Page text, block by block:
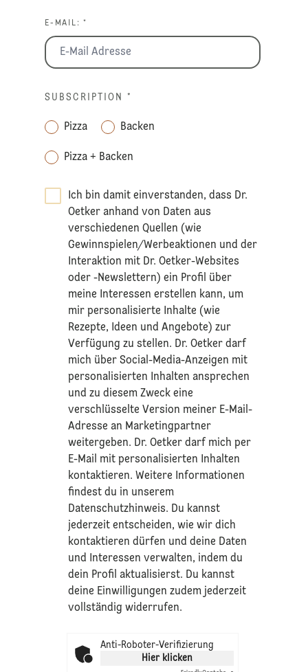
E-MAIL: *
SUBSCRIPTION *
Pizza Backen
Pizza + Backen
Ich bin damit einverstanden, dass Dr.
Oetker anhand von Daten aus
verschiedenen Quellen (wie
Gewinnspielen/Werbeaktionen und der
Interaktion mit Dr. Oetker-Websites
oder -Newslettern) ein Profil über
meine Interessen erstellen kann, um
mir personalisierte Inhalte (wie
Rezepte, Ideen und Angebote) zur
Verfügung zu stellen. Dr. Oetker darf
mich über Social-Media-Anzeigen mit
personalisierten Inhalten ansprechen
und zu diesem Zweck eine
verschlüsselte Version meiner E-Mail-
Adresse an Marketingpartner
weitergeben. Dr. Oetker darf mich per
E-Mail mit personalisierten Inhalten
kontaktieren. Weitere Informationen
findest du in unserem
Datenschutzhinweis. Du kannst
jederzeit entscheiden, wie wir dich
kontaktieren dürfen und deine Daten
und Interessen verwalten, indem du
dein Profil aktualisierst. Du kannst
deine Einwilligungen zudem jederzeit
vollständig widerrufen.
Anti-Roboter-Verifizierung
Hier klicken